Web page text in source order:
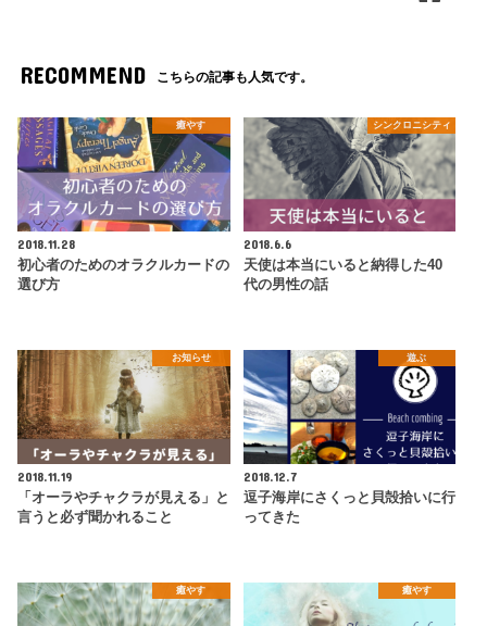
RECOMMEND こちらの記事も人気です。
癒やす
2018.11.28
初心者のためのオラクルカードの
選び方
シンクロニシティ
2018.6.6
天使は本当にいると納得した40
代の男性の話
お知らせ
2018.11.19
「オーラやチャクラが見える」と
言うと必ず聞かれること
遊ぶ
2018.12.7
逗子海岸にさくっと貝殻拾いに行
ってきた
癒やす 癒やす